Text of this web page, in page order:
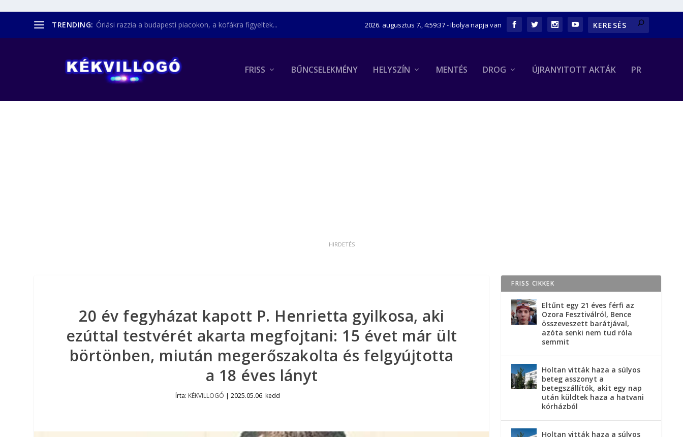
TRENDING: Óriási razzia a budapesti piacokon, a kofákra figyeltek... 2026. augusztus 7., 4:59:38- Ibolya napja van
FRISS BŰNCSELEKMÉNY HELYSZÍN MENTÉS DROG ÚJRANYITOTT AKTÁK PR
20 év fegyházat kapott P. Henrietta gyilkosa, aki
ezúttal testvérét akarta megfojtani: 15 évet már ült
börtönben, miután megerőszakolta és felgyújtotta
a 18 éves lányt
Írta: KÉKVILLOGÓ |2025.05.06. kedd
FRISS CIKKEK
Eltűnt egy 21 éves férfi az
Ozora Fesztiválról, Bence
összeveszett barátjával,
azóta senki nem tud róla
semmit
Holtan vitták haza a súlyos
beteg asszonyt a
betegszállítók, akit egy nap
után küldtek haza a hatvani
kórházból
Holtan vitták haza a súlyos